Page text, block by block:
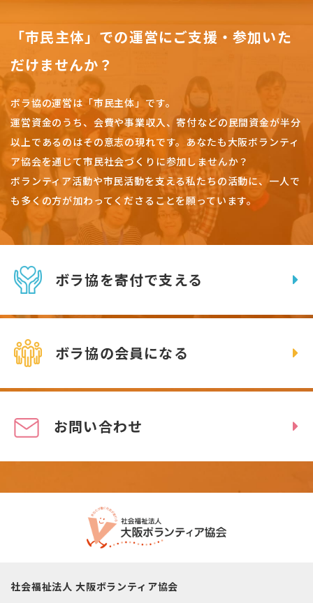
「市民主体」での運営にご支援・参加いた
だけませんか？
ボラ協の運営は「市民主体」です。
運営資金のうち、会費や事業収入、寄付などの民間資金が半分
以上であるのはその意志の現れです。 あなたも大阪ボランティ
ア協会を通じて市民社会づくりに参加しませんか？
ボランティア活動や市民活動を支える私たちの活動に、一人で
も多くの方が加わってくださることを願っています。
ボラ協を寄付で支える
ボラ協の会員になる
お問い合わせ
社会福祉法人 大阪ボランティア協会